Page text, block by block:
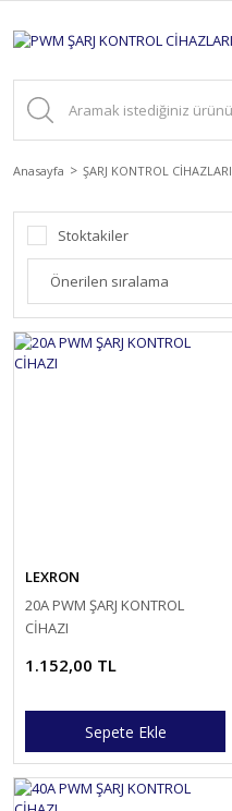
Anasayfa ŞARJ KONTROL CİHAZLARI
Stoktakiler
LEXRON
20A PWM ŞARJ KONTROL
CİHAZI
1.152,00 TL
Sepete Ekle